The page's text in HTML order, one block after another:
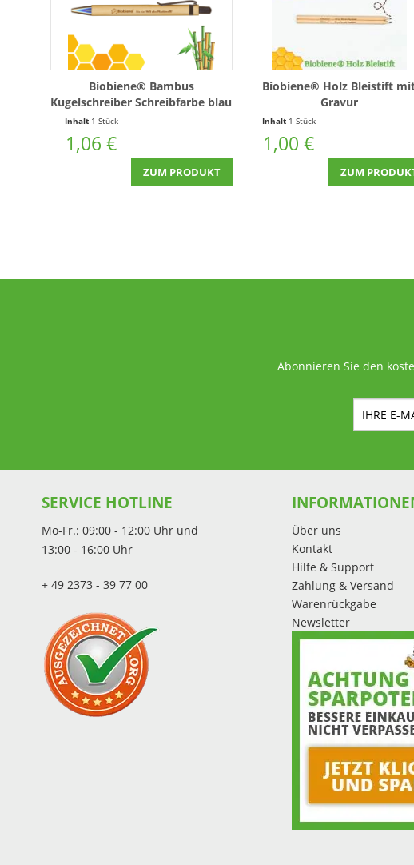
Biobiene® Bambus
Kugelschreiber Schreibfarbe blau
Inhalt 1 Stück
1,06 €
ZUM PRODUKT
Biobiene® Holz Bleistift
Gravur
Inhalt 1 Stück
1,00 €
ZUM
Abonnieren Sie den
SERVICE HOTLINE
Mo-Fr.: 09:00 - 12:00 Uhr und
13:00 - 16:00 Uhr
+ 49 2373 - 39 77 00
Über uns
Kontakt
Hilfe & Support
Zahlung & Versand
Warenrückgabe
Newsletter